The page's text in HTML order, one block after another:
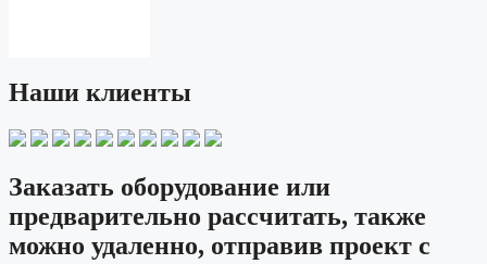
Наши клиенты
Заказать оборудование или
предварительно рассчитать, также
можно удаленно, отправив проект с